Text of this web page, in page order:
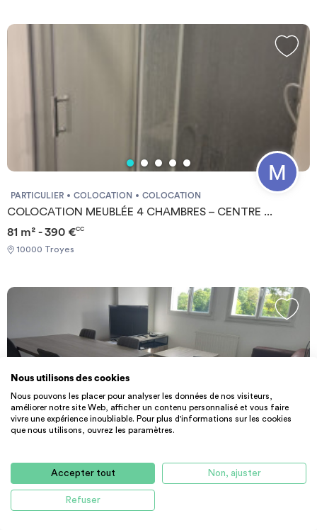
PARTICULIER COLOCATION COLOCATION
COLOCATION MEUBLÉE 4 CHAMBRES – CENTRE ...
81 m² - 390 €CC
10000 Troyes
Colocation de standing Troyes à 4 - 4 c...
120 m² - 400 €CC
10000 Troyes
Nous utilisons des cookies
Nous pouvons les placer pour analyser les données de nos visiteurs,
améliorer notre site Web, afficher un contenu personnalisé et vous faire
vivre une expérience inoubliable. Pour plus d'informations sur les cookies
que nous utilisons, ouvrez les paramètres.
Accepter tout Non, ajuster
Refuser